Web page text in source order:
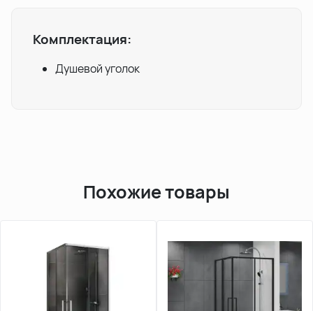
Комплектация:
Душевой уголок
Похожие товары